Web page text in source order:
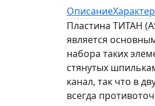
Описание
Пластина ТИТАН
является
набора таких
стянутых
канал, так что в
всегда